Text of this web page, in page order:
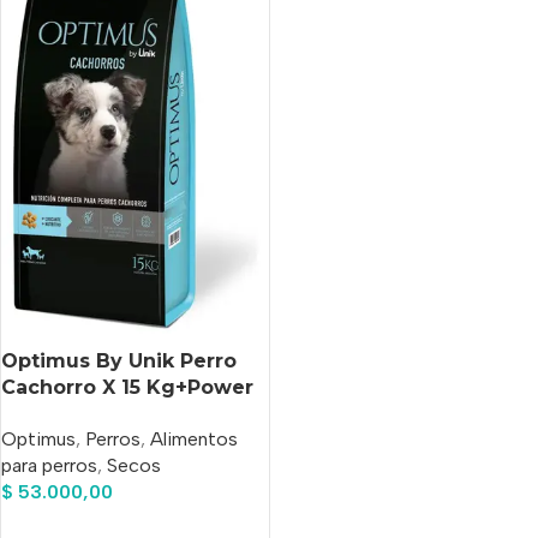
Optimus By Unik Perro
Cachorro X 15 Kg+Power
Regalo!!
Optimus, Perros, Alimentos
para perros, Secos
$ 53.000,00